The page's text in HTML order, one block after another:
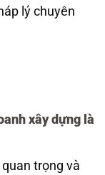
lý chuyên
xây dựng là
trọng và